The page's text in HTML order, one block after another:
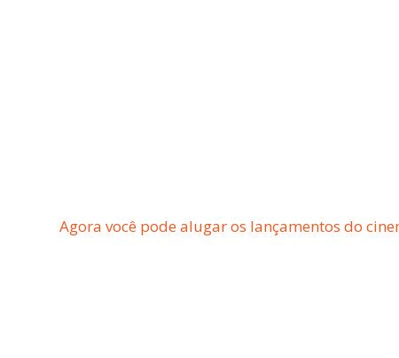
Agora você pode alugar os lançamentos do